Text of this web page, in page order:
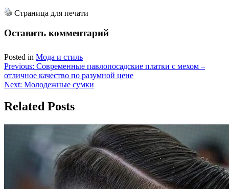
Страница для печати
Оставить комментарий
Posted in Мода и стиль
Навигация
по
Previous: Современные павлопосадские платки с мехом –
отличное качество по разумной цене
Next: Молодежные сумки
Related Posts